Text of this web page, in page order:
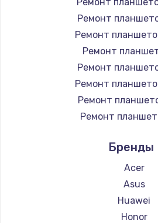
Установка
950 руб.
Замена
Заказать
Чистка от
1330 руб.
Заказать
Ремонт
Ремонт
Ремонт
Ремонт
Ремонт
Ремонт
Ремонт
Ремонт планшетов
Ремонт планшетов
Ремонт планшетов
Ремонт планшетов
Ремонт
Бренды
Acer
Asus
Huawei
Honor